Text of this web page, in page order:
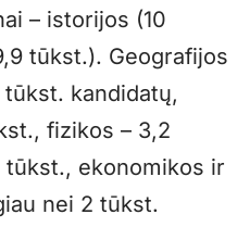
– istorijos (10
tūkst.). Geografijos
kandidatų,
fizikos – 3,2
tūkst., ekonomikos ir
nei 2 tūkst.